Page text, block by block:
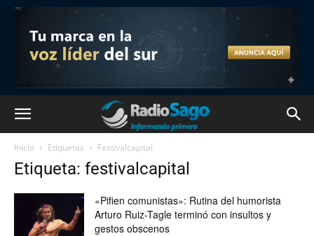
Inicio Etiquetas Festivalcapital
Etiqueta: festivalcapital
«Pifien comunistas»: Rutina del humorista
Arturo Ruiz-Tagle terminó con insultos y
gestos obscenos